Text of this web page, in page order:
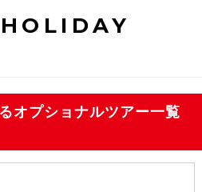
HOLIDAY
オプショナルツアー一覧